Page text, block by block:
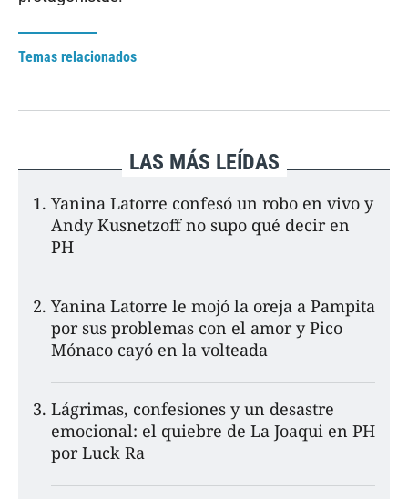
Temas relacionados
LAS MÁS LEÍDAS
Yanina Latorre confesó un robo en vivo y
Andy Kusnetzoff no supo qué decir en
PH
Yanina Latorre le mojó la oreja a Pampita
por sus problemas con el amor y Pico
Mónaco cayó en la volteada
Lágrimas, confesiones y un desastre
emocional: el quiebre de La Joaqui en PH
por Luck Ra